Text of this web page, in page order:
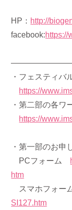
HP： http://
facebook:https://
・フェスティバ
https://
・第二部の各ワ
https://
・第一部のお申
PCフォーム
htm
スマホフォー
SI127.htm